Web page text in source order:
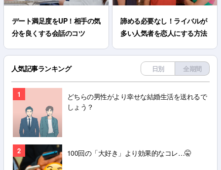
デート満足度をUP！相手の気
分を良くする会話のコツ
諦める必要なし！ライバルが
多い人気者を恋人にする方法
人気記事ランキング 日別 全期間
1
どちらの男性がより幸せな結婚生活を送れるで
しょう？
2 100回の「大好き」より効果的なコレ…🤫